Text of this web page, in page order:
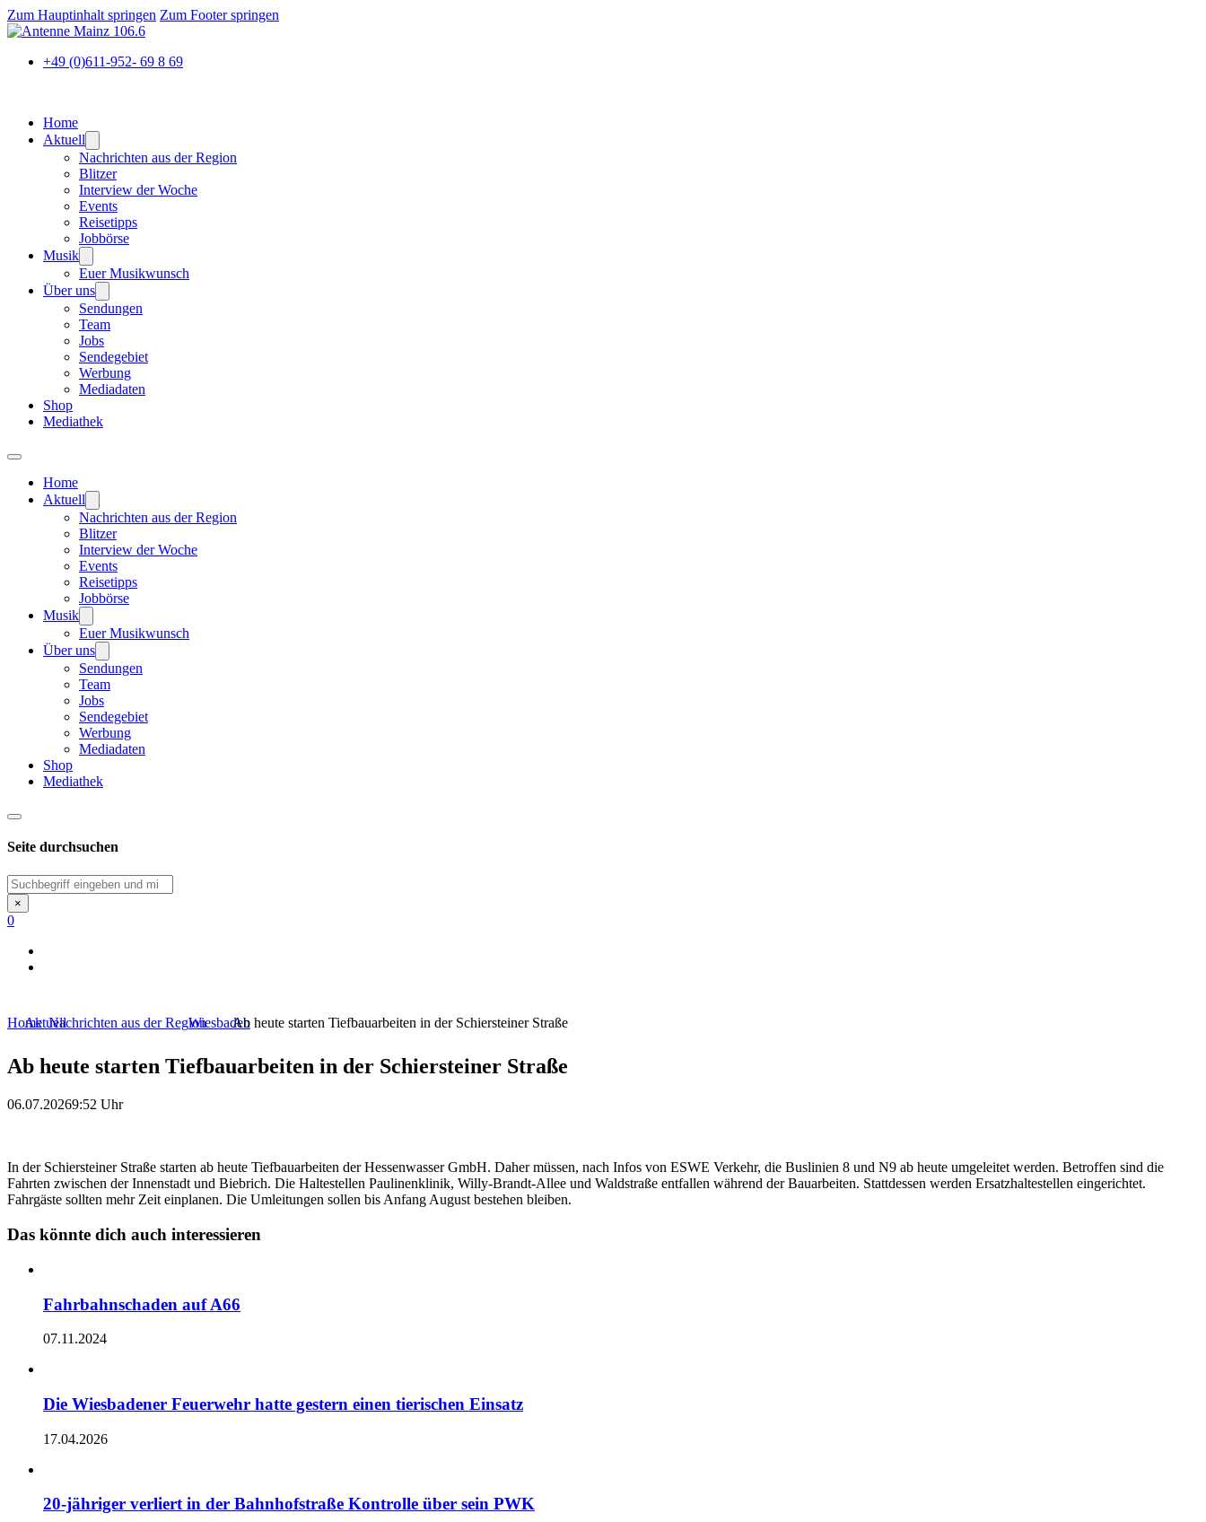
Zum Hauptinhalt springen Zum Footer springen
+49 (0)611-952- 69 8 69
Home
Aktuell
Nachrichten aus der Region
Blitzer
Interview der Woche
Events
Reisetipps
Jobbörse
Musik
Euer Musikwunsch
Über uns
Sendungen
Team
Jobs
Sendegebiet
Werbung
Mediadaten
Shop
Mediathek
Home
Aktuell
Nachrichten aus der Region
Blitzer
Interview der Woche
Events
Reisetipps
Jobbörse
Musik
Euer Musikwunsch
Über uns
Sendungen
Team
Jobs
Sendegebiet
Werbung
Mediadaten
Shop
Mediathek
Seite durchsuchen
Suchen
×
0
HomeAktuellNachrichten aus der RegionWiesbadenAb heute starten Tiefbauarbeiten in der Schiersteiner Straße
Ab heute starten Tiefbauarbeiten in der Schiersteiner Straße
06.07.20269:52 Uhr
In der Schiersteiner Straße starten ab heute Tiefbauarbeiten der Hessenwasser GmbH. Daher müssen, nach Infos von ESWE Verkehr, die Buslinien 8 und N9 ab heute umgeleitet werden. Betroffen sind die
Fahrten zwischen der Innenstadt und Biebrich. Die Haltestellen Paulinenklinik, Willy-Brandt-Allee und Waldstraße entfallen während der Bauarbeiten. Stattdessen werden Ersatzhaltestellen eingerichtet.
Fahrgäste sollten mehr Zeit einplanen. Die Umleitungen sollen bis Anfang August bestehen bleiben.
Das könnte dich auch interessieren
Fahrbahnschaden auf A66
07.11.2024
Die Wiesbadener Feuerwehr hatte gestern einen tierischen Einsatz
17.04.2026
20-jähriger verliert in der Bahnhofstraße Kontrolle über sein PWK